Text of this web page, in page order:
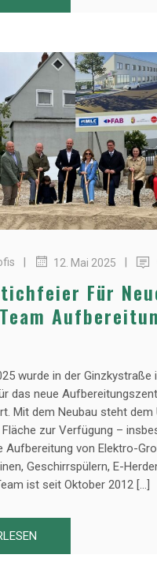
| 12. Mai 2025 |
Für
wurde in der Ginzkystraße
das neue
Mit dem Neubau steht
zur Verfügung –
Aufbereitung von Elektro-
Geschirrspülern, E-
ist seit Oktober 2012 […]